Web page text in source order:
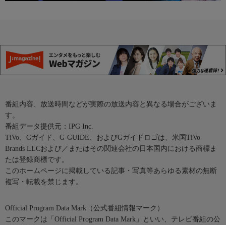
番組内容、放送時間などが実際の放送内容と異なる場合がございま
す。
番組データ提供元：IPG Inc.
TiVo、Gガイド、G-GUIDE、およびGガイドロゴは、米国TiVo
Brands LLCおよび／またはその関連会社の日本国内における商標ま
たは登録商標です。
このホームページに掲載している記事・写真等あらゆる素材の無断
複写・転載を禁じます。
Official Program Data Mark（公式番組情報マーク）
このマークは「Official Program Data Mark」といい、テレビ番組の公